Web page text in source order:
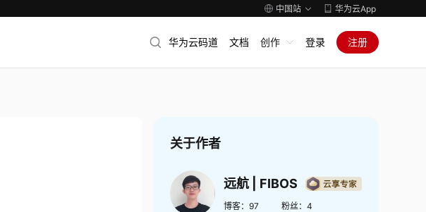
中国站 华为云App
华为云码道 文档 创作 登录 注册
关于作者
远航 | FIBOS
博客： 97 粉丝： 4